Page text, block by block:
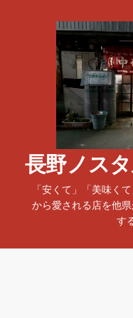
長野ノス
「安くて」「美味く
から愛される店を他
す